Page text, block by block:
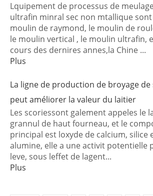
Lquipement de processus de meulage
ultrafin minral sec non mtallique sont
moulin de raymond, le moulin de
le moulin vertical , le moulin ultrafin,
cours des dernires annes,la Chine ...
Plus
La ligne de production de broyage de
peut améliorer la valeur du laitier
Les scoriessont galement appeles le
grannul de haut fourneau, et le
principal est loxyde de calcium, silice
alumine, elle a une activit potentielle
leve, sous leffet de lagent...
Plus